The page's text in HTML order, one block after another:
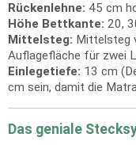
Rückenlehne: 45 cm
Höhe Bettkante: 20,
Mittelsteg: Mittelsteg
Auflagefläche für zwei
Einlegetiefe: 13 cm
cm sein, damit die
Das geniale